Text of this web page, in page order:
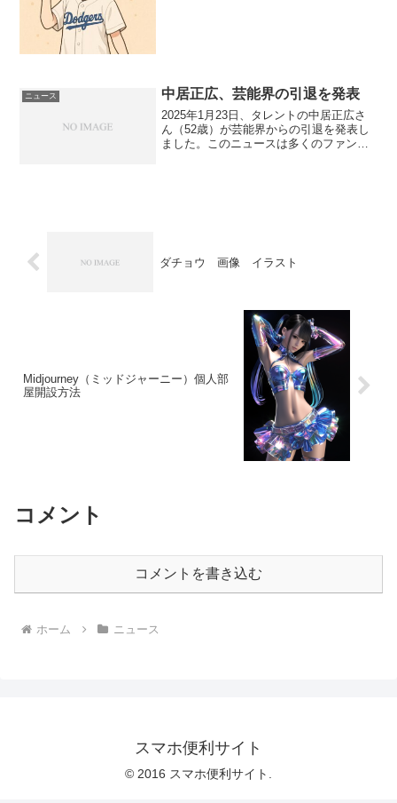
ニュース 中居正広、芸能界の引退を発表
2025年1月23日、タレントの中居正広さ
ん（52歳）が芸能界からの引退を発表し
ました。このニュースは多くのファンに
ダチョウ 画像 イラスト
Midjourney（ミッドジャーニー）個人部
屋開設方法
コメント
コメントを書き込む
ホーム ニュース
スマホ便利サイト
© 2016 スマホ便利サイト.